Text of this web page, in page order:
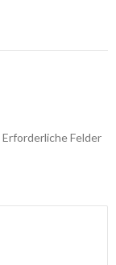
Erforderliche Felder